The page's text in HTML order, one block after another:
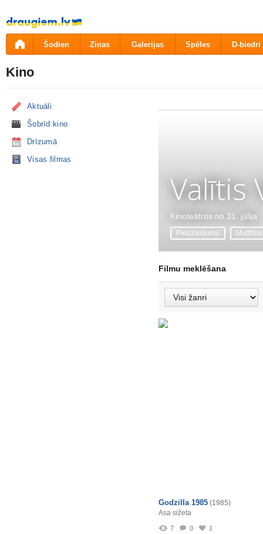
Pāriet
uz
saturu
Šodien Ziņas Galerijas Spēles D-biedri
Kino
Aktuāli
Šobrīd kino
Drīzumā
Visas filmas
Valītis
Kinoteātros no 31. jūlija
Piedzīvojumu
Filmu meklēšana
Godzilla 1985 (1985)
Asa sižeta
7 0 1